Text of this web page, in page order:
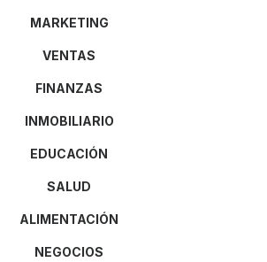
MARKETING
VENTAS
FINANZAS
INMOBILIARIO
EDUCACIÓN
SALUD
ALIMENTACIÓN
NEGOCIOS